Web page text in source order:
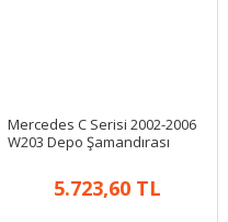
Mercedes C Serisi 2002-2006
W203 Depo Şamandırası
5.723,60 TL